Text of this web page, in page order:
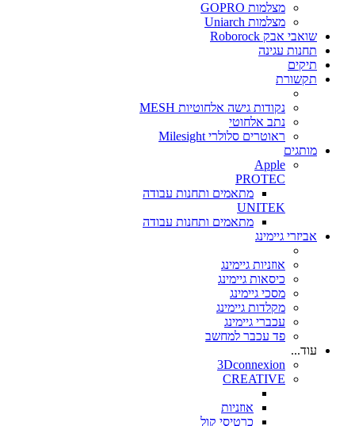
מצלמות GOPRO
מצלמות Uniarch
שואבי אבק Roborock
תחנות עגינה
תיקים
תקשורת
נקודות גישה אלחוטיות MESH
נתב אלחוטי
ראוטרים סלולרי Milesight
מותגים
Apple
PROTEC
מתאמים ותחנות עבודה
UNITEK
מתאמים ותחנות עבודה
אביזרי גיימינג
אוזניות גיימינג
כיסאות גיימינג
מסכי גיימינג
מקלדות גיימינג
עכברי גיימינג
פד עכבר למחשב
עוד...
3Dconnexion
CREATIVE
אוזניות
כרטיסי קול